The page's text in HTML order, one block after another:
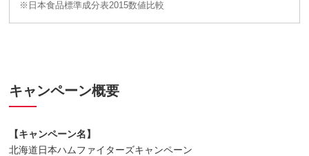
※日本食品標準成分表2015数値比較
キャンペーン概要
【キャンペーン名】
北海道日本ハムファイターズキャンペーン